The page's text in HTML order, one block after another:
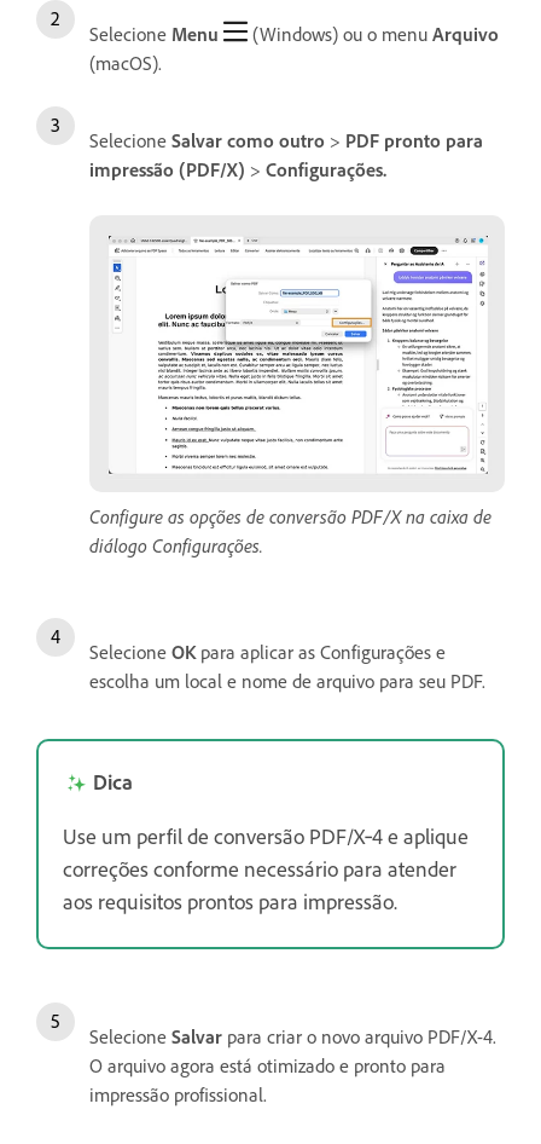
Selecione Menu (Windows) ou o menu Arquivo
(macOS).
Selecione Salvar como outro > PDF pronto para
impressão (PDF/X) > Configurações.
Configure as opções de conversão PDF/X na caixa de
diálogo Configurações.
Selecione OKpara aplicar as Configurações e
escolha um local e nome de arquivo para seu PDF.
Dica
Use um perfil de conversão PDF/X‑4 e aplique
correções conforme necessário para atender
aos requisitos prontos para impressão.
Selecione Salvar para criar o novo arquivo PDF/X-4.
O arquivo agora está otimizado e pronto para
impressão profissional.